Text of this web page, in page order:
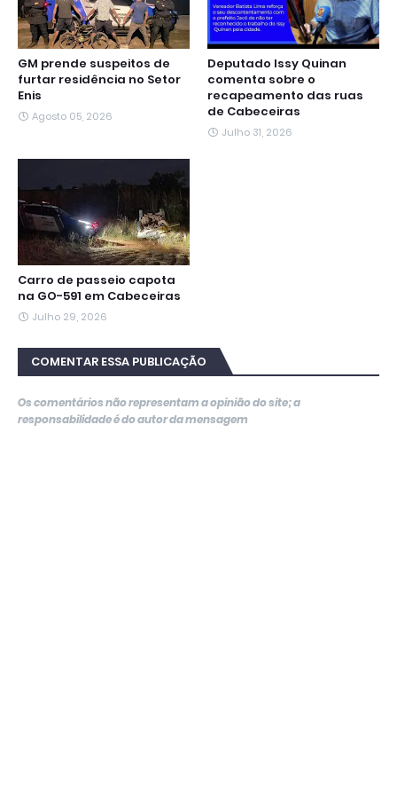
GM prende suspeitos de
furtar residência no Setor
Enis
Agosto 05, 2026
Deputado Issy Quinan
comenta sobre o
recapeamento das ruas
de Cabeceiras
Julho 31, 2026
Carro de passeio capota
na GO-591 em Cabeceiras
Julho 29, 2026
COMENTAR ESSA PUBLICAÇÃO
Os comentários não representam a opinião do site; a
responsabilidade é do autor da mensagem